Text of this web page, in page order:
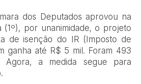
dos Deputados aprovou na
(1º), por unanimidade, o projeto
de isenção do IR (Imposto de
ganha até R$ 5 mil. Foram 493
Agora, a medida segue para